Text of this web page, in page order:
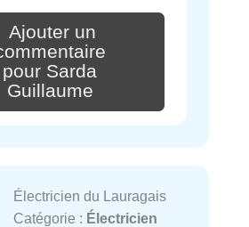
Ajouter un
pour Sarda
Guillaume
Électricien du Lauragais
Catégorie : Électricien